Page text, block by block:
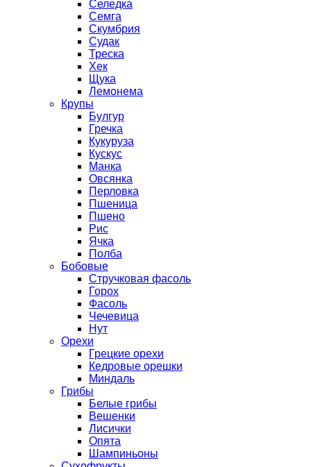
Селедка
Семга
Скумбрия
Судак
Треска
Хек
Щука
Лемонема
Крупы
Булгур
Гречка
Кукуруза
Кускус
Манка
Овсянка
Перловка
Пшеница
Пшено
Рис
Ячка
Полба
Бобовые
Стручковая фасоль
Горох
Фасоль
Чечевица
Нут
Орехи
Грецкие орехи
Кедровые орешки
Миндаль
Грибы
Белые грибы
Вешенки
Лисички
Опята
Шампиньоны